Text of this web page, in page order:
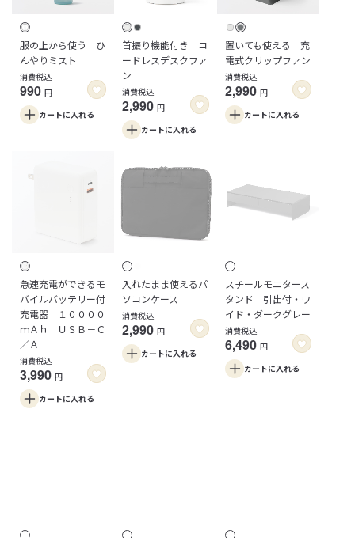
服の上から使う ひ
んやりミスト
消費税込
990 円
カートに入れる
首振り機能付き コ
ードレスデスクファ
ン
消費税込
2,990 円
カートに入れる
置いても使える 充
電式クリップファン
消費税込
2,990 円
カートに入れる
急速充電ができるモ
バイルバッテリー付
充電器 １００００
ｍＡｈ ＵＳＢ－Ｃ
／Ａ
消費税込
3,990 円
カートに入れる
入れたまま使えるパ
ソコンケース
消費税込
2,990 円
カートに入れる
スチールモニタース
タンド 引出付・ワ
イド・ダークグレー
消費税込
6,490 円
カートに入れる